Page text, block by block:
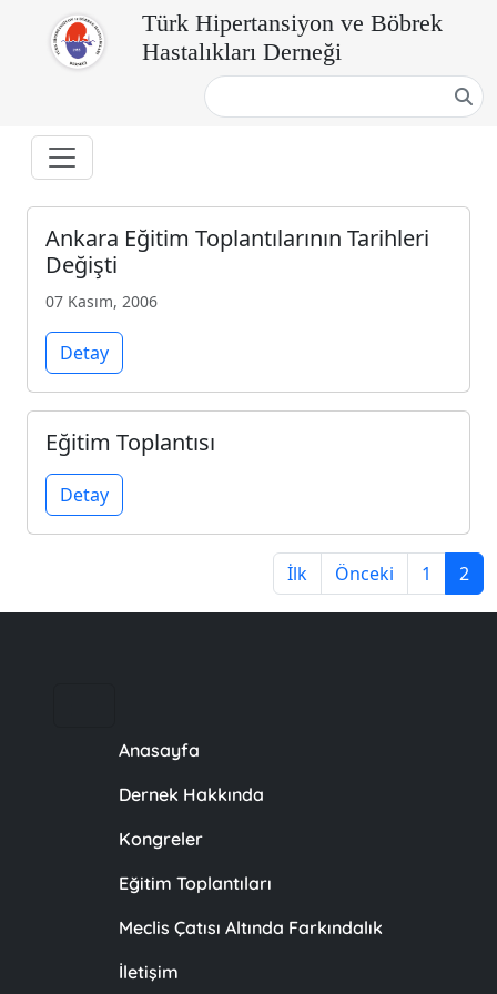
Türk Hipertansiyon ve Böbrek
Hastalıkları Derneği
Ankara Eğitim Toplantılarının Tarihleri
Değişti
07 Kasım, 2006
Detay
Eğitim Toplantısı
Detay
İlk Önceki 1 2
Anasayfa
Dernek Hakkında
Kongreler
Eğitim Toplantıları
Meclis Çatısı Altında Farkındalık
İletişim